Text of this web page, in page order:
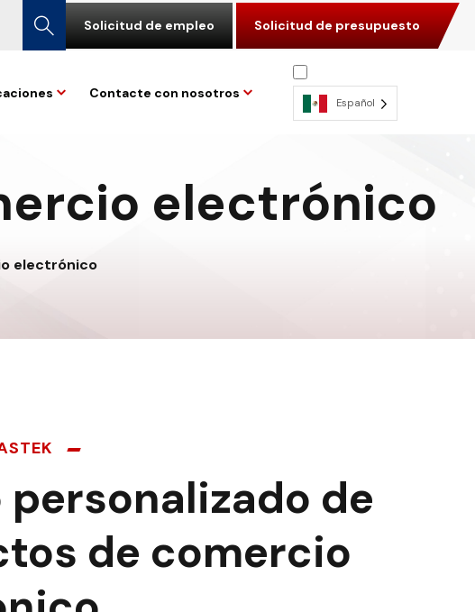
Solicitud de empleo Solicitud de presupuesto
Contacte con nosotros
Español
electrónico
electrónico
personalizado de
de comercio